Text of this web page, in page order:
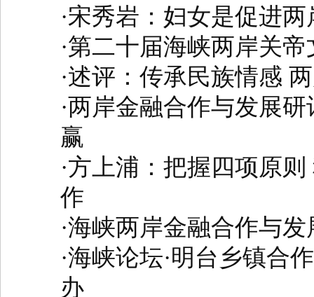
·宋秀岩：妇女是促进
·第二十届海峡两岸关
·述评：传承民族情感
·两岸金融合作与发展
赢
·方上浦：把握四项原
作
·海峡两岸金融合作与
·海峡论坛·明台乡镇合
办